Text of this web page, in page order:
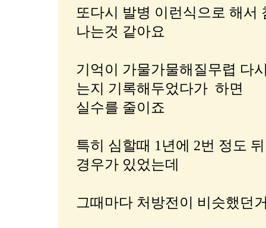
또다시 발병 이런식으로 해서
나는것 같아요
기억이 가물가물해질무렵 다
는지 기록해두었다가 하면
실수를 줄이죠
특히 심할때 1년에 2번 정도
경우가 있었는데
그때마다 처방전이 비슷했던